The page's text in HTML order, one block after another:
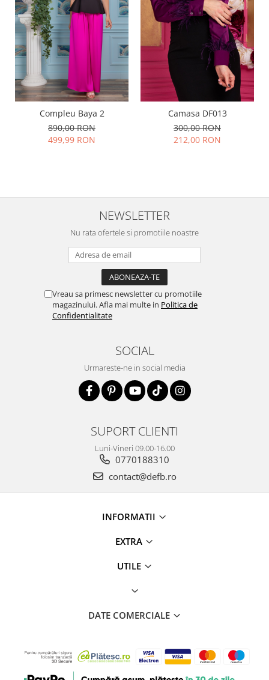
Compleu Baya 2
890,00 RON
499,99 RON
Camasa DF013
300,00 RON
212,00 RON
NEWSLETTER
Nu rata ofertele si promotiile noastre
Vreau sa primesc newsletter cu promotiile
magazinului. Afla mai multe in Politica de
Confidentialitate
SOCIAL
Urmareste-ne in social media
SUPORT CLIENTI
Luni-Vineri 09.00-16.00
0770188310
contact@defb.ro
INFORMATII
EXTRA
UTILE
DATE COMERCIALE